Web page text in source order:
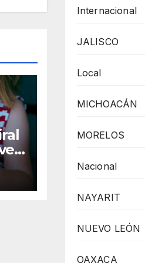
Internacional
JALISCO
Local
MICHOACÁN
MORELOS
Nacional
NAYARIT
NUEVO LEÓN
OAXACA